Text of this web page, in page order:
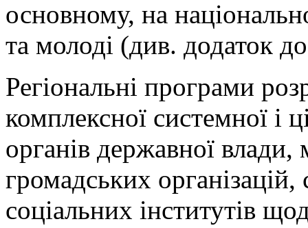
основному, на
та молоді (див. додаток
Регіональні програми
комплексної системної і
органів державної
громадських організацій,
соціальних інститутів